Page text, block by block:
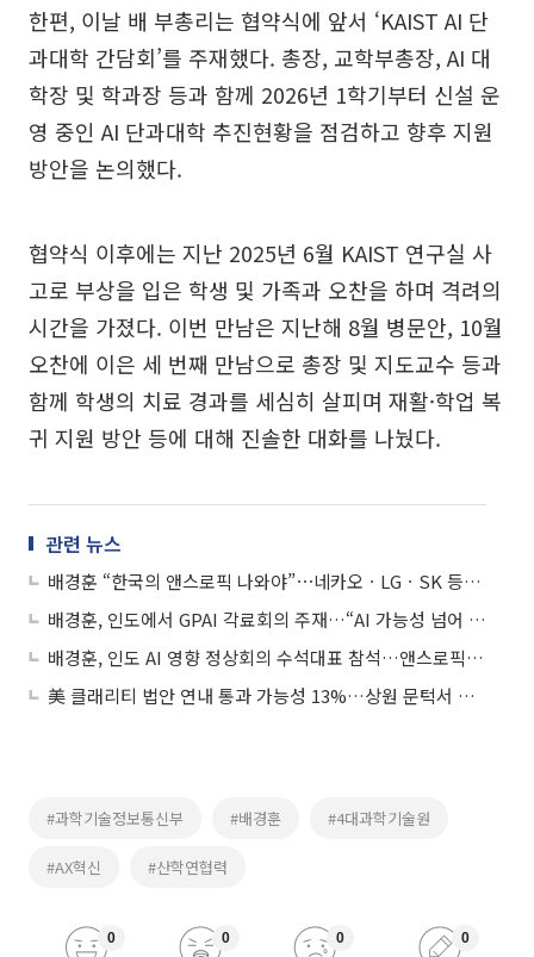
한편, 이날 배 부총리는 협약식에 앞서 ‘KAIST AI 단
과대학 간담회’를 주재했다. 총장, 교학부총장, AI 대
학장 및 학과장 등과 함께 2026년 1학기부터 신설 운
영 중인 AI 단과대학 추진현황을 점검하고 향후 지원
방안을 논의했다.
협약식 이후에는 지난 2025년 6월 KAIST 연구실 사
고로 부상을 입은 학생 및 가족과 오찬을 하며 격려의
시간을 가졌다. 이번 만남은 지난해 8월 병문안, 10월
오찬에 이은 세 번째 만남으로 총장 및 지도교수 등과
함께 학생의 치료 경과를 세심히 살피며 재활·학업 복
귀 지원 방안 등에 대해 진솔한 대화를 나눴다.
관련 뉴스
배경훈 “한국의 앤스로픽 나와야”⋯네카오ㆍLGㆍSK 등에 과감한 투자 당부
배경훈, 인도에서 GPAI 각료회의 주재…“AI 가능성 넘어 책임 있는 성과로”
배경훈, 인도 AI 영향 정상회의 수석대표 참석…앤스로픽 CEO 면담
美 클래리티 법안 연내 통과 가능성 13%…상원 문턱서 제동
#과학기술정보통신부 #배경훈 #4대과학기술원
#AX혁신 #산학연협력
0 0 0 0